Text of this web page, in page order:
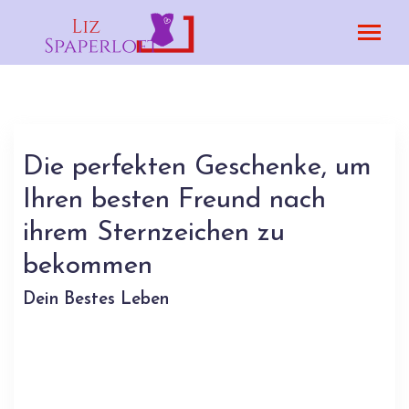
Die perfekten Geschenke, um
Ihren besten Freund nach
ihrem Sternzeichen zu
bekommen
Dein Bestes Leben